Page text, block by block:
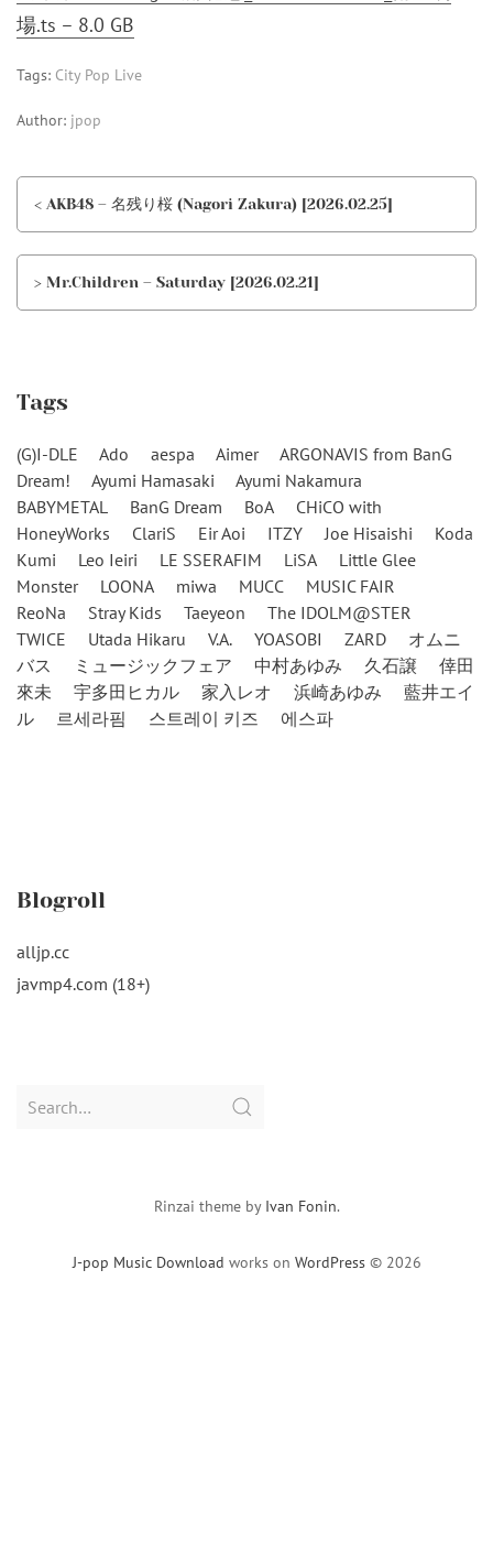
場.ts – 8.0 GB
Tags: City Pop Live
Author: jpop
< AKB48 – 名残り桜 (Nagori Zakura) [2026.02.25]
> Mr.Children – Saturday [2026.02.21]
Tags
(G)I-DLE Ado aespa Aimer
ARGONAVIS from BanG
Dream!
Ayumi Hamasaki
Ayumi Nakamura
BABYMETAL
BanG Dream BoA
CHiCO with
HoneyWorks
ClariS Eir Aoi ITZY Joe Hisaishi
Koda
Kumi
Leo Ieiri LE SSERAFIM LiSA
Little Glee
Monster
LOONA miwa MUCC
MUSIC FAIR
ReoNa
Stray Kids Taeyeon
The IDOLM@STER
TWICE
Utada Hikaru V.A. YOASOBI ZARD
オムニ
バス
ミュージックフェア 中村あゆみ 久石譲
倖田
來未
宇多田ヒカル 家入レオ 浜崎あゆみ
藍井エイ
ル
르세라핌 스트레이 키즈 에스파
Blogroll
alljp.cc
javmp4.com (18+)
Search
J-pop Music Download works on WordPress © 2026
Rinzai theme by Ivan Fonin.